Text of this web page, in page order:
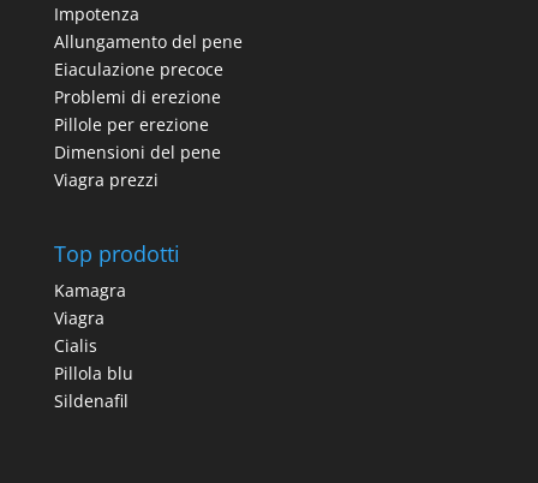
Impotenza
Allungamento del pene
Eiaculazione precoce
Problemi di erezione
Pillole per erezione
Dimensioni del pene
Viagra prezzi
Top prodotti
Kamagra
Viagra
Cialis
Pillola blu
Sildenafil